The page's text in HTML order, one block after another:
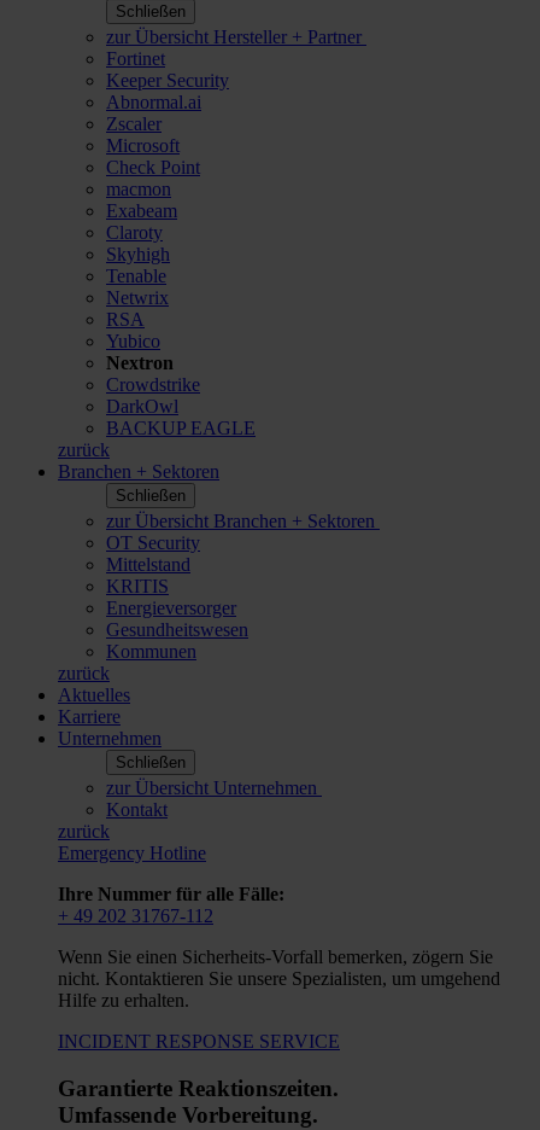
Schließen
zur Übersicht Hersteller + Partner
Fortinet
Keeper Security
Abnormal.ai
Zscaler
Microsoft
Check Point
macmon
Exabeam
Claroty
Skyhigh
Tenable
Netwrix
RSA
Yubico
Nextron
Crowdstrike
DarkOwl
BACKUP EAGLE
zurück
Branchen + Sektoren
Schließen
zur Übersicht Branchen + Sektoren
OT Security
Mittelstand
KRITIS
Energieversorger
Gesundheitswesen
Kommunen
zurück
Aktuelles
Karriere
Unternehmen
Schließen
zur Übersicht Unternehmen
Kontakt
zurück
Emergency Hotline
Ihre Nummer für alle Fälle:
+ 49 202 31767-112
Wenn Sie einen Sicherheits-Vorfall bemerken, zögern Sie
nicht. Kontaktieren Sie unsere Spezialisten, um umgehend
Hilfe zu erhalten.
INCIDENT RESPONSE SERVICE
Garantierte Reaktionszeiten.
Umfassende Vorbereitung.